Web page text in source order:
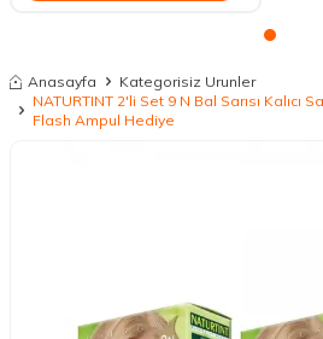
Anasayfa
Kategorisiz Urunler
NATURTINT 2'li Set 9 N Bal Sarısı Kalıcı
Flash Ampul Hediye